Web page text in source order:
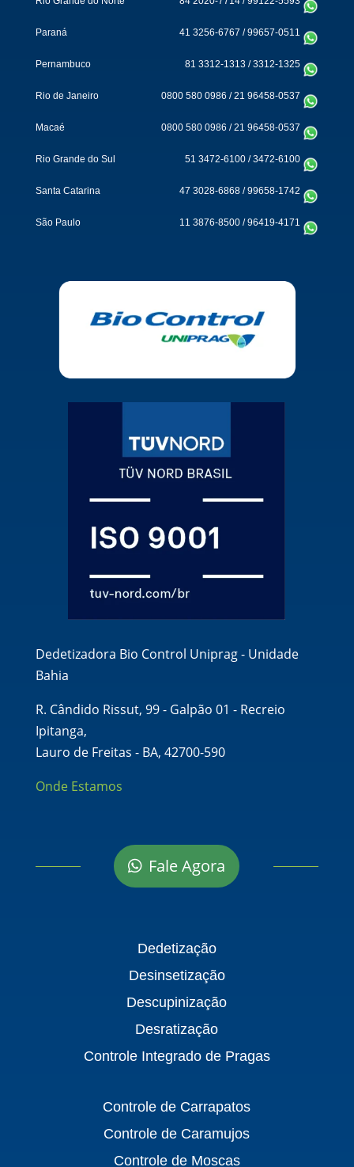
Paraná 41 3256-6767 /99657-0511
Pernambuco 81 3312-1313 /3312-1325
Rio de Janeiro 0800 580 0986 /21 96458-0537
Macaé 0800 580 0986 /21 96458-0537
Rio Grande do Sul 51 3472-6100 /3472-6100
Santa Catarina 47 3028-6868 /99658-1742
São Paulo 11 3876-8500 /96419-4171
Dedetizadora Bio Control Uniprag - Unidade
Bahia
R. Cândido Rissut, 99 - Galpão 01 - Recreio
Ipitanga,
Lauro de Freitas - BA, 42700-590
Onde Estamos
Fale Agora
Dedetização
Desinsetização
Descupinização
Desratização
Controle Integrado de Pragas
Controle de Carrapatos
Controle de Caramujos
Controle de Moscas